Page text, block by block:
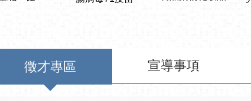
徵才專區 宣導事項